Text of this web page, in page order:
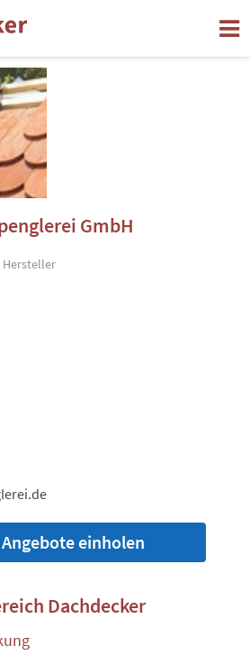
GmbH
Hersteller
einholen
Dachdecker